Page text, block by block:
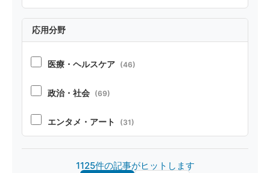
オープンソース (32)
マルチモーダル (26)
応用分野
医療・ヘルスケア (46)
政治・社会 (69)
エンタメ・アート (31)
製造・デザイン (20)
1125件の記事がヒットします